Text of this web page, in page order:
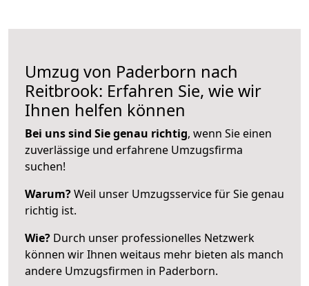
Umzug von Paderborn nach
Reitbrook: Erfahren Sie, wie wir
Ihnen helfen können
Bei uns sind Sie genau richtig, wenn Sie einen
zuverlässige und erfahrene Umzugsfirma
suchen!
Warum?Weil unser Umzugsservice für Sie genau
richtig ist.
Wie? Durch unser professionelles Netzwerk
können wir Ihnen weitaus mehr bieten als manch
andere Umzugsfirmen in Paderborn.